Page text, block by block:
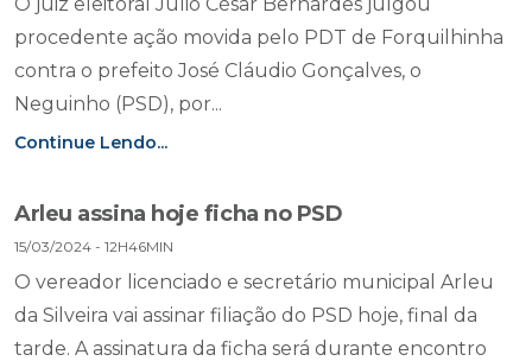
procedente ação movida pelo PDT de Forquilhinha
contra o prefeito José Cláudio Gonçalves, o
Neguinho (PSD), por...
Continue Lendo...
Arleu assina hoje ficha no PSD
15/03/2024 - 12H46MIN
O vereador licenciado e secretário municipal Arleu
da Silveira vai assinar filiação do PSD hoje, final da
tarde. A assinatura da ficha será durante encontro